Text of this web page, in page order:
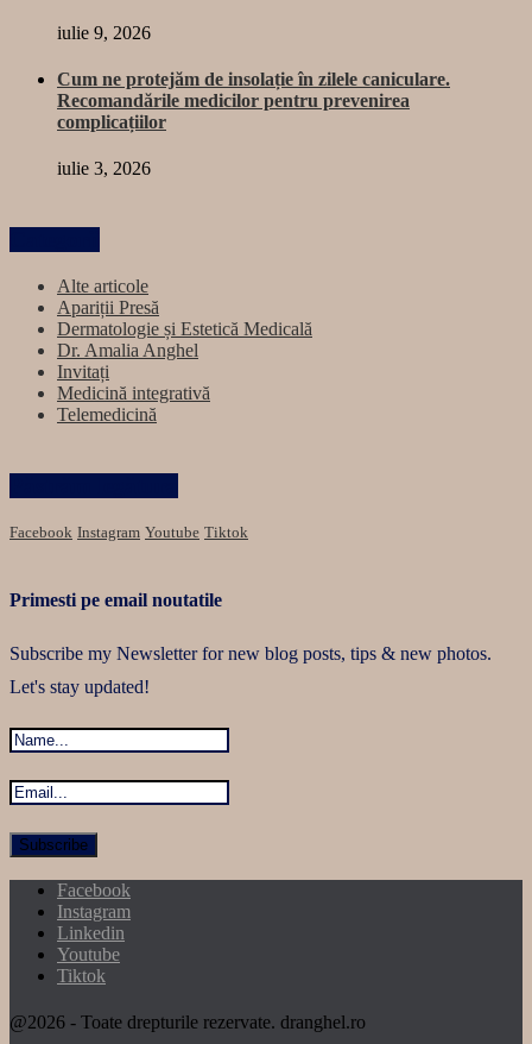
iulie 9, 2026
Cum ne protejăm de insolație în zilele caniculare.
Recomandările medicilor pentru prevenirea
complicațiilor
iulie 3, 2026
Alte articole
Apariții Presă
Dermatologie și Estetică Medicală
Dr. Amalia Anghel
Invitați
Medicină integrativă
Telemedicină
Facebook Instagram Youtube Tiktok
Primesti pe email noutatile
Subscribe my Newsletter for new blog posts, tips & new photos.
Let's stay updated!
Facebook
Instagram
Linkedin
Youtube
Tiktok
@2026 - Toate drepturile rezervate. dranghel.ro